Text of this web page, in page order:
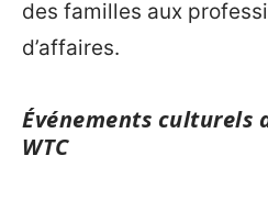
des familles aux
d’affaires.
Événements culturels
WTC